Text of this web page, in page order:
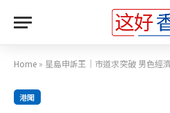
Home » 星島申訴王｜市道求突破 男色經濟
港聞